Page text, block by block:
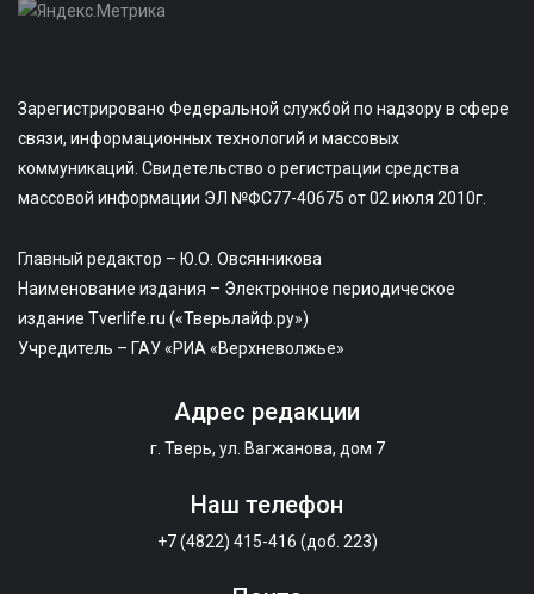
Зарегистрировано Федеральной службой по надзору в сфере
связи, информационных технологий и массовых
коммуникаций. Свидетельство о регистрации средства
массовой информации ЭЛ №ФС77-40675 от 02 июля 2010г.
Главный редактор – Ю.О. Овсянникова
Наименование издания – Электронное периодическое
издание Tverlife.ru («Тверьлайф.ру»)
Учредитель – ГАУ «РИА «Верхневолжье»
Адрес редакции
г. Тверь, ул. Вагжанова, дом 7
Наш телефон
+7 (4822) 415-416 (доб. 223)